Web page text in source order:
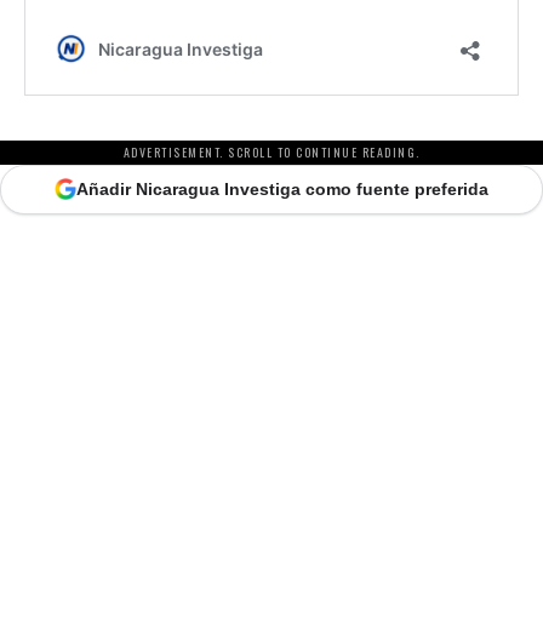
ADVERTISEMENT. SCROLL TO CONTINUE READING.
Añadir Nicaragua Investiga como fuente preferida